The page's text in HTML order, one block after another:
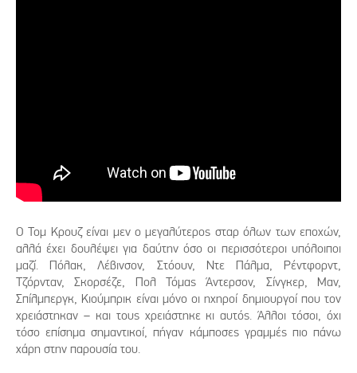
Ο Τομ Κρουζ είναι μεν ο μεγαλύτερος σταρ όλων των εποχών,
αλλά έχει δουλέψει για δαύτην όσο οι περισσότεροι υπόλοιποι
μαζί. Πόλακ, Λέβινσον, Στόουν, Ντε Πάλμα, Ρέντφορντ,
Τζόρνταν, Σκορσέζε, Πολ Τόμας Άντερσον, Σίνγκερ, Μαν,
Σπίλμπεργκ, Κιούμπρικ είναι μόνο οι ηχηροί δημιουργοί που τον
χρειάστηκαν – και τους χρειάστηκε κι αυτός. Άλλοι τόσοι, όχι
τόσο επίσημα σημαντικοί, πήγαν κάμποσες γραμμές πιο πάνω
χάρη στην παρουσία του.